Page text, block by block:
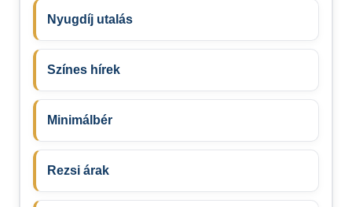
Nyugdíj utalás
Színes hírek
Minimálbér
Rezsi árak